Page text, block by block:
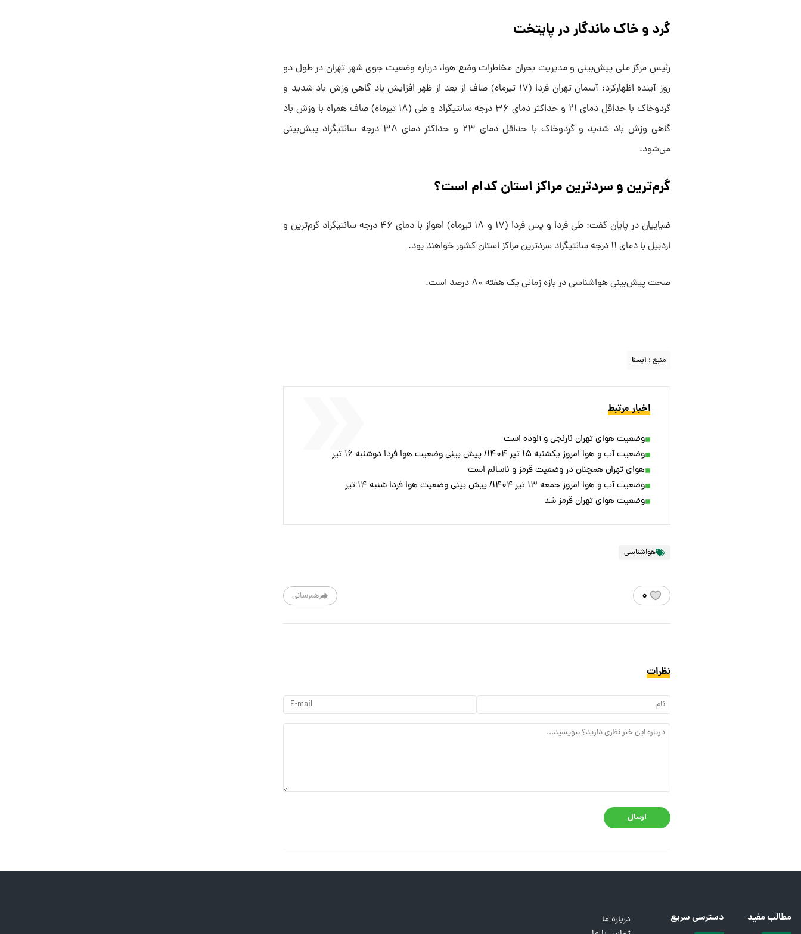
گرد و خاک ماندگار در پایتخت
رئیس مرکز ملی پیش‌بینی و مدیریت بحران مخاطرات وضع هوا، درباره وضعیت جوی شهر تهران در طول دو
روز آینده اظهارکرد: آسمان تهران فردا (۱۷ تیرماه) صاف از بعد از ظهر افزایش باد گاهی وزش باد شدید و
گردوخاک با حداقل دمای ۲۱ و حداکثر دمای ۳۶ درجه سانتیگراد و طی (۱۸ تیرماه) صاف همراه با وزش باد
گاهی وزش باد شدید و گردوخاک با حداقل دمای ۲۳ و حداکثر دمای ۳۸ درجه سانتیگراد پیش‌بینی
می‌شود.
گرم‌ترین و سردترین مراکز استان کدام است؟
ضیاییان در پایان گفت: طی فردا و پس فردا (۱۷ و ۱۸ تیرماه) اهواز با دمای ۴۶ درجه سانتیگراد گرم‌ترین و
اردبیل با دمای ۱۱ درجه سانتیگراد سردترین مراکز استان‌ کشور خواهند بود.
صحت پیش‌بینی هواشناسی در بازه زمانی یک هفته ۸۰ درصد است.
منبع : ايسنا
اخبار مرتبط
وضعیت هوای تهران نارنجی و آلوده است
وضعیت آب و هوا امروز یکشنبه ۱۵ تیر ۱۴۰۴/ پیش بینی وضعیت هوا فردا دوشنبه ۱۶ تیر
هوای تهران همچنان در وضعیت قرمز و ناسالم است
وضعیت آب و هوا امروز جمعه ۱۳ تیر ۱۴۰۴/ پیش بینی وضعیت هوا فردا شنبه ۱۴ تیر
وضعیت هوای تهران قرمز شد
هواشناسی
همرسانی ۰
نظرات
ارسال
مطالب مفید دسترسی سریع
درباره ما